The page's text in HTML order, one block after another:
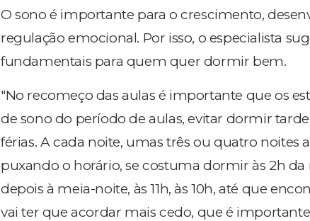
O sono é importante para o crescimento,
regulação emocional. Por isso, o especialista
fundamentais para quem quer dormir bem.
"No recomeço das aulas é importante que os
de sono do período de aulas, evitar dormir
férias. A cada noite, umas três ou quatro noites
puxando o horário, se costuma dormir às 2h
depois à meia-noite, às 11h, às 10h, até que
vai ter que acordar mais cedo, que é